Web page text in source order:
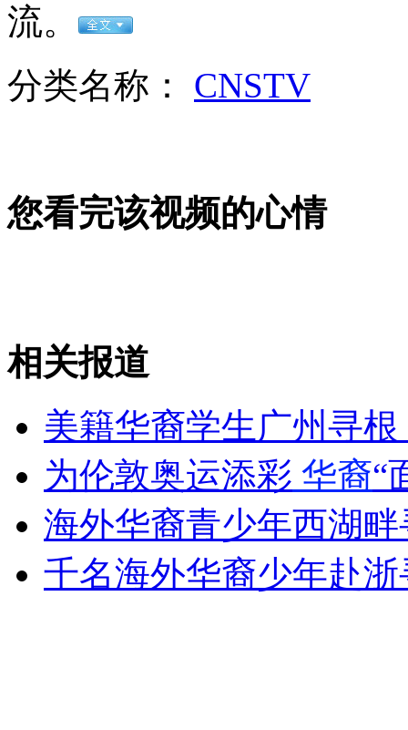
外交部：反对强权政治霸凌主义
安徽一实载49人客车翻车
纽约上演“枕头大战”
司机酒驾遇交警 急速倒车逃窜
流。
分类名称： CNSTV
您看完该视频的心情
相关报道
美籍华裔学生广州寻
为伦敦奥运添彩 华裔“
海外华裔青少年西湖
千名海外华裔少年赴浙